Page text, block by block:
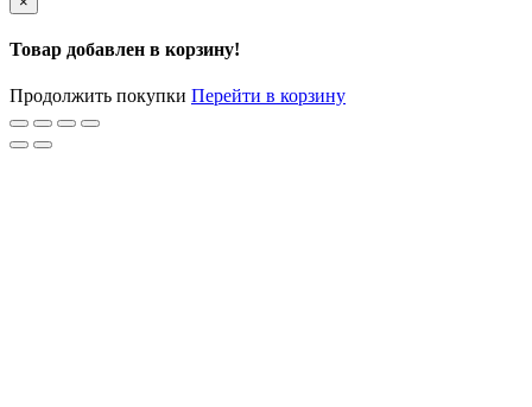
Товар добавлен в корзину!
Продолжить покупки Перейти в корзину